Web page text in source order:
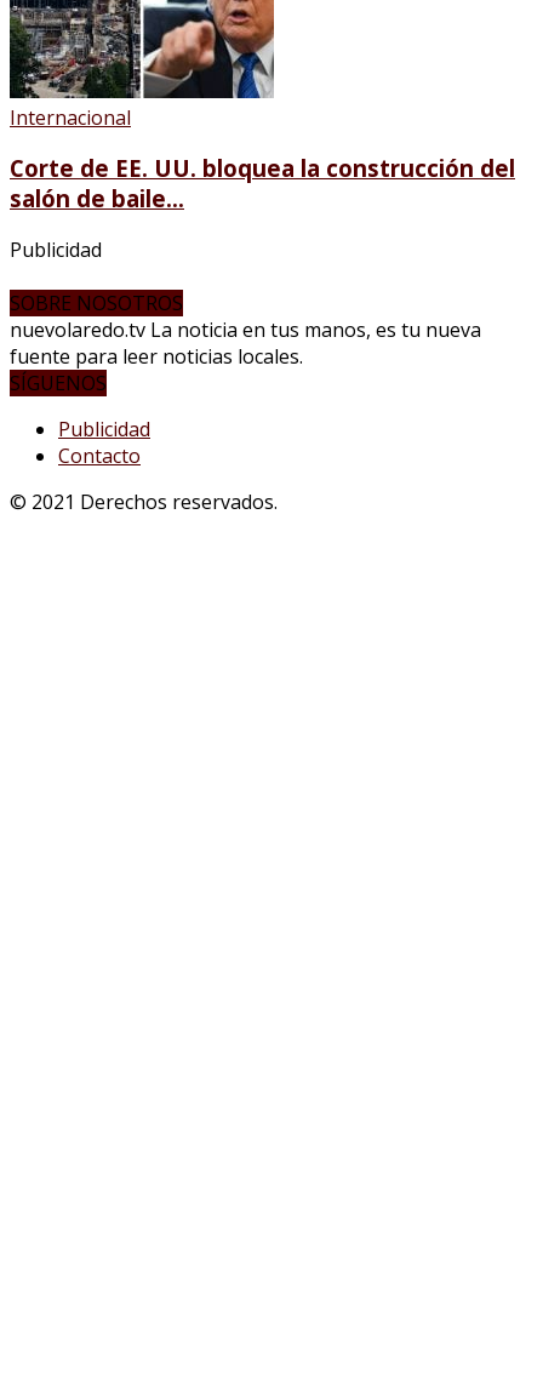
Internacional
Corte de EE. UU. bloquea la construcción del
salón de baile...
Publicidad
SOBRE NOSOTROS
nuevolaredo.tv La noticia en tus manos, es tu nueva
fuente para leer noticias locales.
SÍGUENOS
Publicidad
Contacto
© 2021 Derechos reservados.